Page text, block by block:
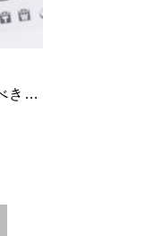
き…